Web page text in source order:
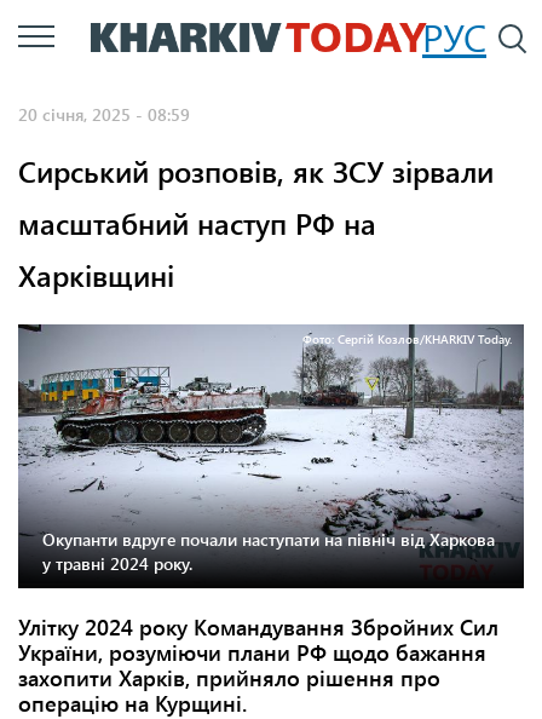
Перейти
до
РУС
20 січня, 2025 - 08:59
Сирський розповів, як ЗСУ зірвали
масштабний наступ РФ на
Харківщині
Фото: Сергій Козлов/KHARKIV Today.
Окупанти вдруге почали наступати на північ від Харкова
у травні 2024 року.
Улітку 2024 року Командування Збройних Сил
України, розуміючи плани РФ щодо бажання
захопити Харків, прийняло рішення про
операцію на Курщині.